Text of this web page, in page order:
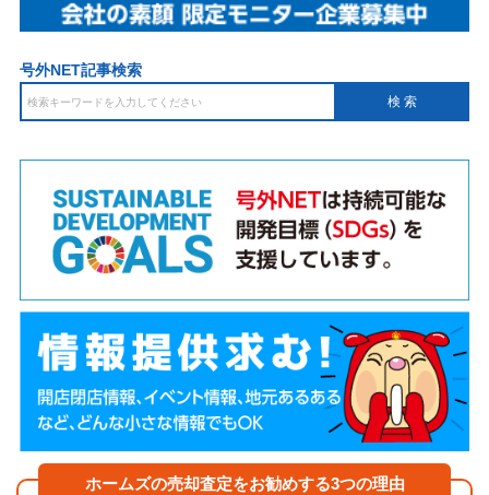
号外NET記事検索
ホームズの売却査定をお勧めする3つの理由